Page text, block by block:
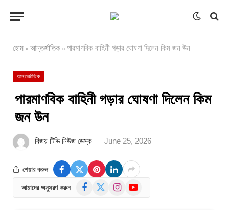
হোম » আন্তর্জাতিক » পারমাণবিক বাহিনী গড়ার ঘোষণা দিলেন কিম জন উন
আন্তর্জাতিক
পারমাণবিক বাহিনী গড়ার ঘোষণা দিলেন কিম
জন উন
বিজয় টিভি নিউজ ডেস্ক June 25, 2026
শেয়ার করুন
আমাদের অনুসরণ করুন Facebook InstagramYouTube